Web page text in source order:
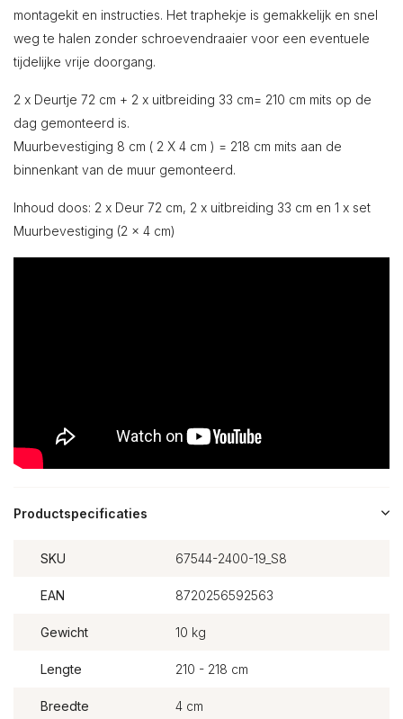
montagekit en instructies. Het traphekje is gemakkelijk en snel
weg te halen zonder schroevendraaier voor een eventuele
tijdelijke vrije doorgang.
2 x Deurtje 72 cm + 2 x uitbreiding 33 cm= 210 cm mits op de
dag gemonteerd is.
Muurbevestiging 8 cm ( 2 X 4 cm ) = 218 cm mits aan de
binnenkant van de muur gemonteerd.
Inhoud doos: 2 x Deur 72 cm, 2 x uitbreiding 33 cm en 1 x set
Muurbevestiging (2 x 4 cm)
Productspecificaties
SKU 67544-2400-19_S8
EAN 8720256592563
Gewicht 10 kg
Lengte 210 - 218 cm
Breedte 4 cm